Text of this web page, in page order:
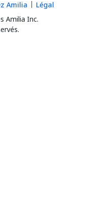
Amilia Inc.
Amilia Légal